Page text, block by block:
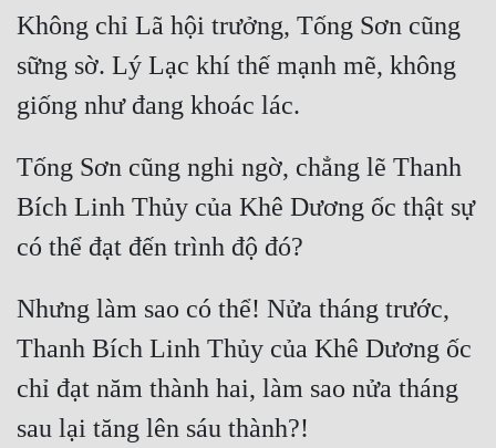
Không chỉ Lã hội trưởng, Tống Sơn cũng
sững sờ. Lý Lạc khí thế mạnh mẽ, không
Tống Sơn cũng nghi ngờ, chẳng lẽ Thanh
Bích Linh Thủy của Khê Dương ốc thật sự
Nhưng làm sao có thể! Nửa tháng trước,
Thanh Bích Linh Thủy của Khê Dương ốc
chỉ đạt năm thành hai, làm sao nửa tháng